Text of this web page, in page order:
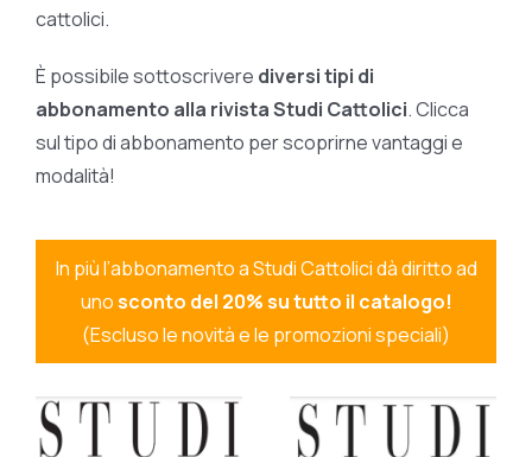
cattolici.
È possibile sottoscrivere diversi tipi di
abbonamento alla rivista Studi Cattolici. Clicca
sul tipo di abbonamento per scoprirne vantaggi e
modalità!
In più l’abbonamento a Studi Cattolici dà diritto ad
unosconto del 20% su tutto il catalogo!
(Escluso le novità e le promozioni speciali)